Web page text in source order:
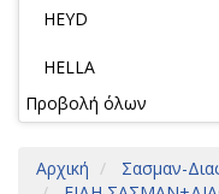
HEYD
HELLA
Προβολή όλων
Αρχική
Σασμαν-